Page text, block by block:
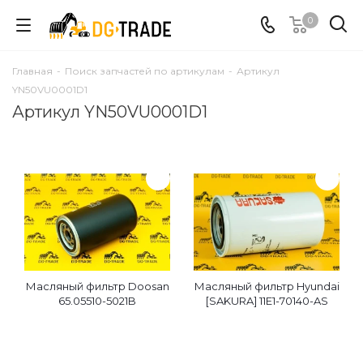
0
Главная - Поиск запчастей по артикулам - Артикул
YN50VU0001D1
Артикул YN50VU0001D1
Масляный фильтр Doosan
65.05510-5021B
Масляный фильтр Hyundai
[SAKURA] 11E1-70140-AS